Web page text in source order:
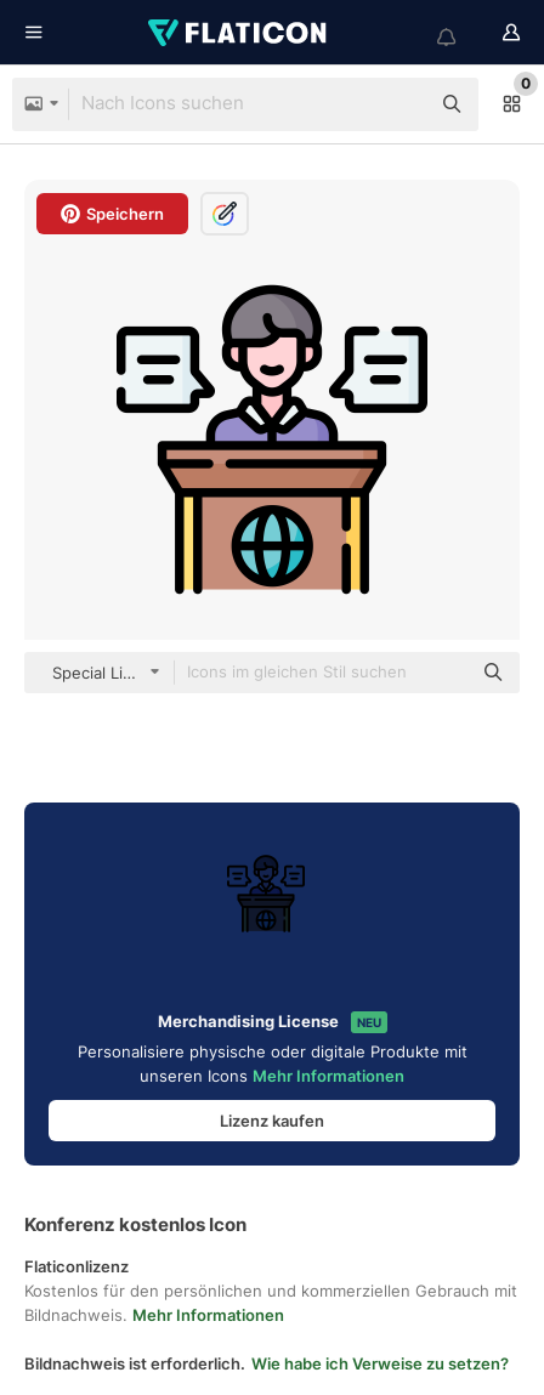
0
Speichern
Special Lineal color
Merchandising License NEU
Personalisiere physische oder digitale Produkte mit
unseren Icons Mehr Informationen
Lizenz kaufen
Konferenz kostenlos Icon
Flaticonlizenz
Kostenlos für den persönlichen und kommerziellen Gebrauch mit
Bildnachweis. Mehr Informationen
Bildnachweis ist erforderlich. Wie habe ich Verweise zu setzen?